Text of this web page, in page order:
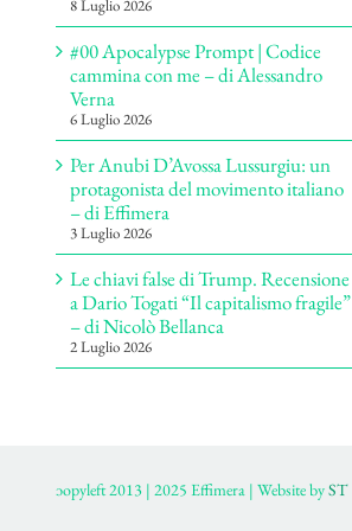
8 Luglio 2026
#00 Apocalypse Prompt | Codice
cammina con me – di Alessandro
Verna
6 Luglio 2026
Per Anubi D’Avossa Lussurgiu: un
protagonista del movimento italiano
– di Effimera
3 Luglio 2026
Le chiavi false di Trump. Recensione
a Dario Togati “Il capitalismo fragile”
– di Nicolò Bellanca
2 Luglio 2026
ɔopyleft 2013 | 2025 Effimera | Website byST